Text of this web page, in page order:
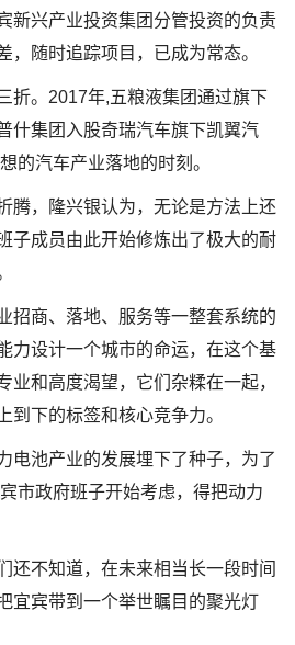
新兴产业投资集团分管投资的负责
，随时追踪项目，已成为常态。
折。2017年,五粮液集团通过旗下
什集团入股奇瑞汽车旗下凯翼汽
的汽车产业落地的时刻。
腾，隆兴银认为，无论是方法上还
子成员由此开始修炼出了极大的耐
招商、落地、服务等一整套系统的
力设计一个城市的命运，在这个基
业和高度渴望，它们杂糅在一起，
到下的标签和核心竞争力。
电池产业的发展埋下了种子，为了
市政府班子开始考虑，得把动力
还不知道，在未来相当长一段时间
宜宾带到一个举世瞩目的聚光灯